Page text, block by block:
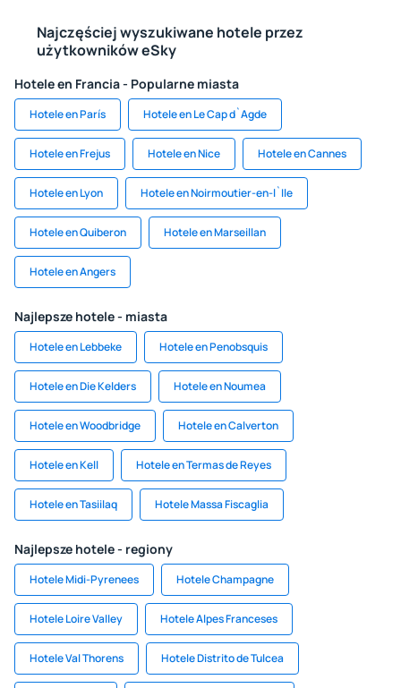
Najczęściej wyszukiwane hotele przez
użytkowników eSky
Hotele en Francia - Popularne miasta
Hotele en París Hotele en Le Cap d`Agde
Hotele en Frejus Hotele en Nice Hotele en Cannes
Hotele en Lyon Hotele en Noirmoutier-en-l`Ile
Hotele en Quiberon Hotele en Marseillan
Hotele en Angers
Najlepsze hotele - miasta
Hotele en Lebbeke Hotele en Penobsquis
Hotele en Die Kelders Hotele en Noumea
Hotele en Woodbridge Hotele en Calverton
Hotele en Kell Hotele en Termas de Reyes
Hotele en Tasiilaq Hotele Massa Fiscaglia
Najlepsze hotele - regiony
Hotele Midi-Pyrenees Hotele Champagne
Hotele Loire Valley Hotele Alpes Franceses
Hotele Val Thorens Hotele Distrito de Tulcea